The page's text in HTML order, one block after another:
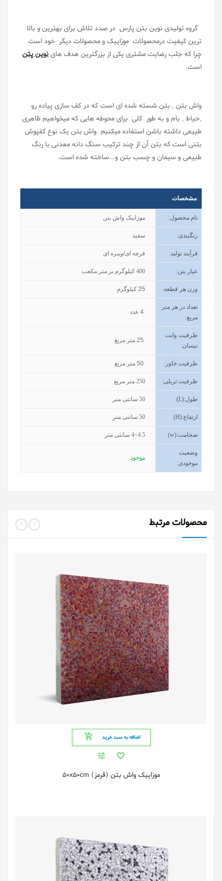
گروه تولیدی نوین بتن پارس در صدد تلاش برای بهترین و بالا
ترین کیفیت درمحصولات موزاییک و محصولات دیگر خود است
چرا که جلب رضایت مشتری یکی از بزرگترین هدف هاینوین پتن
است.
واش بتن , بتن شسته شده ای است که در کف سازی پیاده رو
,حیاط , بام و به طور کلی برای محوطه هایی که میخواهیم ظاهری
طبیعی داشته باشن استفاده میکنیم واش بتن یک نوع کفپوش
بتنی است که بتن آن از چند ترکیب سنگ دانه معدنی با رنگ
طبیعی و سیمان و چسب بتن و...ساخته شده است.
مشخصات
نام محصول: موزاییک واش بتن
رنگبندی: سفید
فرآیند تولید: فرچه ای/ویبره ای
عیار بتن:
400 کیلوگرم بر متر مکعب
وزن هر قطعه: 25 کیلوگرم
تعداد در هر متر
مربع:
4 عدد
ظرفیت وانت
نیسان:
25 متر مربع
ظرفیت خاور :
50 متر مربع
ظرفیت تریلی:
250 متر مربع
طول(L):
50 سانتی متر
ارتفاع(H):
50 سانتی متر
ضخامت(w):
4~4.5 سانتی متر
وضعیت
موجودی:
موجود
محصولات مرتبط
اضافه به سبد خرید
موزاییک واش بتن (قرمز) 50x50cm